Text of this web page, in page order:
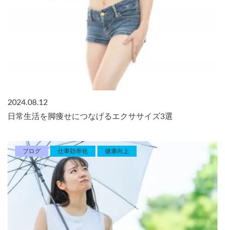
2024.08.12
日常生活を脚痩せにつなげるエクササイズ3選
ブログ 仕事効率化 健康向上